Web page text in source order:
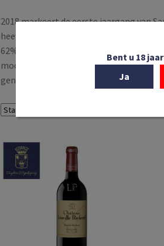
2018 markeert de eerste jaargang van
heeft overgenomen van het
62% Cabernet Sauvignon, 33% Merlot,
mooie frisse, uitnodigende neus.
genereus en lang in de afdronk.
Bent u 18
Ja